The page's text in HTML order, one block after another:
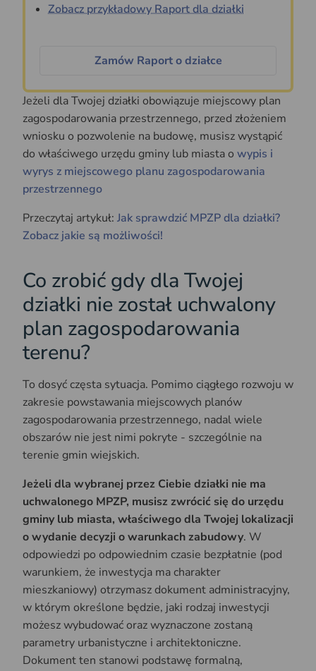
Zobacz przykładowy Raport dla działki
Zamów Raport o działce
Jeżeli dla Twojej działki obowiązuje miejscowy plan
zagospodarowania przestrzennego, przed złożeniem
wniosku o pozwolenie na budowę, musisz wystąpić
do właściwego urzędu gminy lub miasta o wypis i
wyrys z miejscowego planu zagospodarowania
przestrzennego
Przeczytaj artykuł: Jak sprawdzić MPZP dla działki?
Zobacz jakie są możliwości!
Co zrobić gdy dla Twojej
działki nie został uchwalony
plan zagospodarowania
terenu?
To dosyć częsta sytuacja. Pomimo ciągłego rozwoju w
zakresie powstawania miejscowych planów
zagospodarowania przestrzennego, nadal wiele
obszarów nie jest nimi pokryte - szczególnie na
terenie gmin wiejskich.
Jeżeli dla wybranej przez Ciebie działki nie ma
uchwalonego MPZP, musisz zwrócić się do urzędu
gminy lub miasta, właściwego dla Twojej lokalizacji
o wydanie decyzji o warunkach zabudowy. W
odpowiedzi po odpowiednim czasie bezpłatnie (pod
warunkiem, że inwestycja ma charakter
mieszkaniowy) otrzymasz dokument administracyjny,
w którym określone będzie, jaki rodzaj inwestycji
możesz wybudować oraz wyznaczone zostaną
parametry urbanistyczne i architektoniczne.
Dokument ten stanowi podstawę formalną,